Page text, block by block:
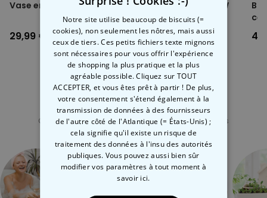
Dimensions de l'emballage : environ 25 x 31x 4 cm
Poids : environ 850 grammes
REMARQUE : Ne convient pas aux personnes diabétiques ou aux
personnes disposant de problèmes de circulation sanguine
Ne pas déposer la peluche sur une peau sensible, une plaie
ouverte ou des écorchures
De l'humidité excessive peut se former lors des premières
utilisations (laisser alors la peluche sécher toute la nuit sur un
radiateur ou une surface non combustible)
Ne pas placer la peluche dans le micro-ondes sans surveillance
Veillez à toujours déposer la bouillote sèche sur une surface en
verre ou céramique propre au sein du micro-ondes
Laissez refroidir le paresseux à température ambiante entre deux
utilisations
Ne pas envelopper la peluche avec d'autres matières, ne pas
Vase en verre Sac à main
29,99 €
Boite métal Combi VW
12,99 €
Catégorie concernée
Consultez nos autres catégories de cadeux insolites
Notre site utilise beaucoup de biscuits (=
cookies), non seulement les nôtres, mais aussi
ceux de tiers. Ces petits fichiers texte mignons
sont nécessaires pour vous offrir l'expérience
de shopping la plus pratique et la plus
agréable possible. Cliquez sur TOUT
ACCEPTER, et vous êtes prêt à partir ! De plus,
votre consentement s'étend également à la
transmission de données à des fournisseurs
de l'autre côté de l'Atlantique (= États-Unis) ;
cela signifie qu'il existe un risque de
traitement des données à l'insu des autorités
publiques. Vous pouvez aussi bien sûr
modifier vos paramètres à tout moment à
savoir ici.